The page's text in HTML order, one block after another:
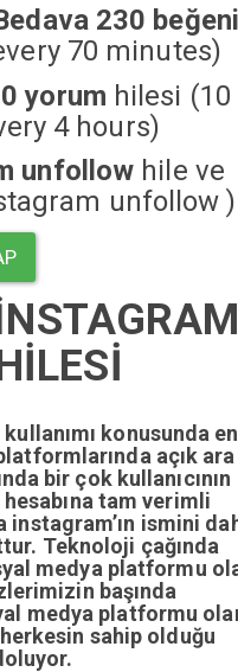
230 beğeni
70 minutes)
yorum hilesi (10
4 hours)
unfollow hile ve
unfollow )
konusunda en
açık ara
bir çok kullanıcının
tam verimli
instagram’ın ismini
Teknoloji çağında
medya platformu
başında
medya platformu
sahip olduğu